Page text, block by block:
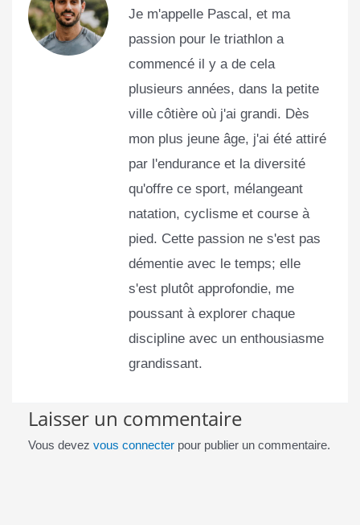
Je m'appelle Pascal, et ma
passion pour le triathlon a
commencé il y a de cela
plusieurs années, dans la petite
ville côtière où j'ai grandi. Dès
mon plus jeune âge, j'ai été attiré
par l'endurance et la diversité
qu'offre ce sport, mélangeant
natation, cyclisme et course à
pied. Cette passion ne s'est pas
démentie avec le temps; elle
s'est plutôt approfondie, me
poussant à explorer chaque
discipline avec un enthousiasme
grandissant.
Laisser un commentaire
Vous devez vous connecterpour publier un commentaire.